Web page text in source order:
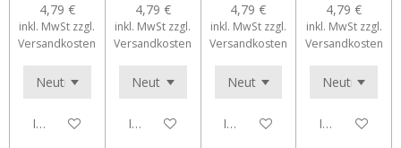
4,79 €
inkl. MwSt zzgl.
Versandkosten
In den Warenkorb
4,79 €
inkl. MwSt zzgl.
Versandkosten
In den Warenkorb
4,79 €
inkl. MwSt zzgl.
Versandkosten
In den Warenkorb
4,79 €
inkl. MwSt zzgl.
Versandkosten
In den